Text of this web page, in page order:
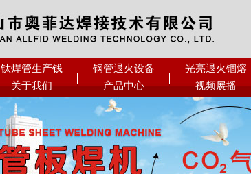
钛焊管生产钱
关于我们
钢管退火设备
产品中心
光亮退火锢熔
视频展播